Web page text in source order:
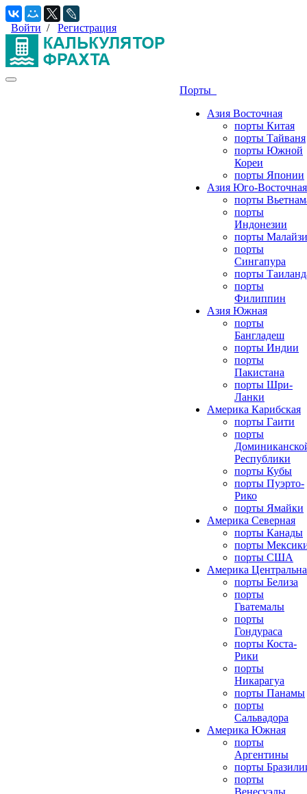
Войти / Регистрация
Порты
Азия Восточная
порты Китая
порты Тайваня
порты Южной
Кореи
порты Японии
Азия Юго-Восточная
порты
порты
Индонезии
порты
порты
Сингапура
порты
порты
Филиппин
Азия Южная
порты
Бангладеш
порты Индии
порты
Пакистана
порты Шри-
Ланки
Америка Карибская
порты Гаити
порты
Республики
порты Кубы
порты Пуэрто-
Рико
порты Ямайки
Америка Северная
порты Канады
порты
порты США
Америка
порты Белиза
порты
Гватемалы
порты
Гондураса
порты Коста-
Рики
порты
Никарагуа
порты Панамы
порты
Сальвадора
Америка Южная
порты
Аргентины
порты
порты
Венесуэлы